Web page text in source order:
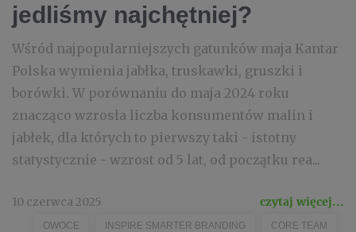
jedliśmy najchętniej?
Wśród najpopularniejszych gatunków maja Kantar
Polska wymienia jabłka, truskawki, gruszki i
borówki. W porównaniu do maja 2024 roku
znacząco wzrosła liczba konsumentów malin i
jabłek, dla których to pierwszy taki - istotny
statystycznie - wzrost od 5 lat, od początku rea...
10 czerwca 2025 czytaj więcej...
OWOCE INSPIRE SMARTER BRANDING CORE TEAM